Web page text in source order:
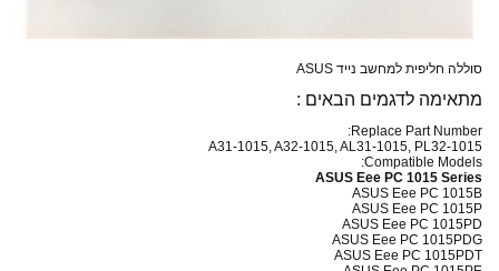
סוללה חליפית למחשב נייד ASUS
מתאימה לדגמים הבאים :
Replace Part Number:
A31-1015, A32-1015, AL31-1015, PL32-1015
Compatible Models:
ASUS Eee PC 1015 Series
ASUS Eee PC 1015B
ASUS Eee PC 1015P
ASUS Eee PC 1015PD
ASUS Eee PC 1015PDG
ASUS Eee PC 1015PDT